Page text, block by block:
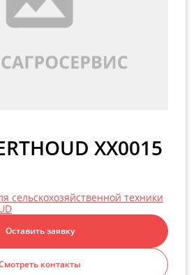
XX0015
сельскохозяйственной техники
Оставить заявку
контакты